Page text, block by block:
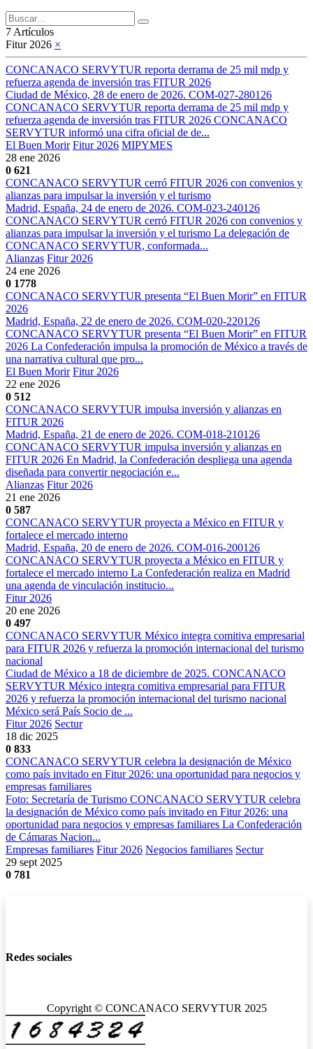
7 Artículos
Fitur 2026 ×
CONCANACO SERVYTUR reporta derrama de 25 mil mdp y
refuerza agenda de inversión tras FITUR 2026
Ciudad de México, 28 de enero de 2026. COM-027-280126
CONCANACO SERVYTUR reporta derrama de 25 mil mdp y
refuerza agenda de inversión tras FITUR 2026 CONCANACO
SERVYTUR informó una cifra oficial de de...
El Buen Morir Fitur 2026 MIPYMES
28 ene 2026
0 621
CONCANACO SERVYTUR cerró FITUR 2026 con convenios y
alianzas para impulsar la inversión y el turismo
Madrid, España, 24 de enero de 2026. COM-023-240126
CONCANACO SERVYTUR cerró FITUR 2026 con convenios y
alianzas para impulsar la inversión y el turismo La delegación de
CONCANACO SERVYTUR, conformada...
Alianzas Fitur 2026
24 ene 2026
0 1778
CONCANACO SERVYTUR presenta “El Buen Morir” en FITUR
2026
Madrid, España, 22 de enero de 2026. COM-020-220126
CONCANACO SERVYTUR presenta “El Buen Morir” en FITUR
2026 La Confederación impulsa la promoción de México a través de
una narrativa cultural que pro...
El Buen Morir Fitur 2026
22 ene 2026
0 512
CONCANACO SERVYTUR impulsa inversión y alianzas en
FITUR 2026
Madrid, España, 21 de enero de 2026. COM-018-210126
CONCANACO SERVYTUR impulsa inversión y alianzas en
FITUR 2026 En Madrid, la Confederación despliega una agenda
diseñada para convertir negociación e...
Alianzas Fitur 2026
21 ene 2026
0 587
CONCANACO SERVYTUR proyecta a México en FITUR y
fortalece el mercado interno
Madrid, España, 20 de enero de 2026. COM-016-200126
CONCANACO SERVYTUR proyecta a México en FITUR y
fortalece el mercado interno La Confederación realiza en Madrid
una agenda de vinculación institucio...
Fitur 2026
20 ene 2026
0 497
CONCANACO SERVYTUR México integra comitiva empresarial
para FITUR 2026 y refuerza la promoción internacional del turismo
nacional
Ciudad de México a 18 de diciembre de 2025. CONCANACO
SERVYTUR México integra comitiva empresarial para FITUR
2026 y refuerza la promoción internacional del turismo nacional
México será País Socio de ...
Fitur 2026 Sectur
18 dic 2025
0 833
CONCANACO SERVYTUR celebra la designación de México
como país invitado en Fitur 2026: una oportunidad para negocios y
empresas familiares
Foto: Secretaría de Turismo CONCANACO SERVYTUR celebra
la designación de México como país invitado en Fitur 2026: una
oportunidad para negocios y empresas familiares La Confederación
de Cámaras Nacion...
Empresas familiares Fitur 2026 Negocios familiares Sectur
29 sept 2025
0 781
Redes sociales
Copyright © CONCANACO SERVYTUR 2025